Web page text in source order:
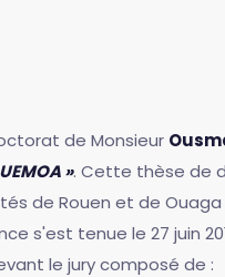
de Monsieur
». Cette thèse de
de Rouen et de
s'est tenue le 27 juin
le jury composé de :